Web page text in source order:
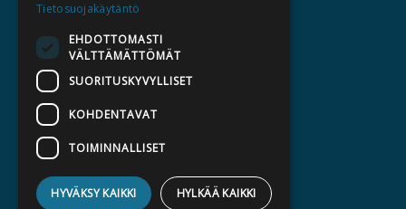
E-JA ÄÄNIKIRJAT
ENNAKKOTILATTAVAT
LAHJAKORTTI
Tietosuojakäytäntö
EHDOTTOMASTI
VÄLTTÄMÄTTÖMÄT
SUORITUSKYVYLLISET
KOHDENTAVAT
TOIMINNALLISET
HYVÄKSY KAIKKI HYLKÄÄ KAIKKI